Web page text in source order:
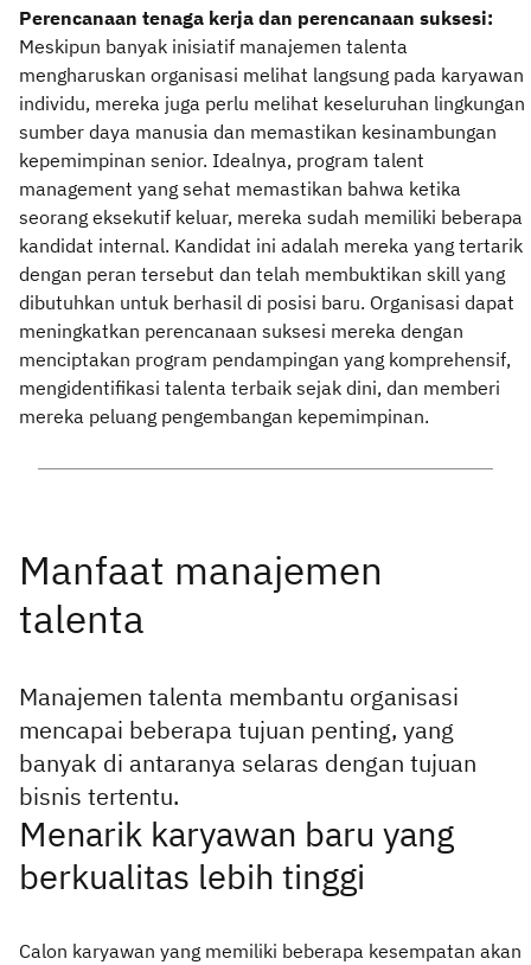
Perencanaan tenaga kerja dan perencanaan suksesi:
Meskipun banyak inisiatif manajemen talenta
mengharuskan organisasi melihat langsung pada karyawan
individu, mereka juga perlu melihat keseluruhan lingkungan
sumber daya manusia dan memastikan kesinambungan
kepemimpinan senior. Idealnya, program talent
management yang sehat memastikan bahwa ketika
seorang eksekutif keluar, mereka sudah memiliki beberapa
kandidat internal. Kandidat ini adalah mereka yang tertarik
dengan peran tersebut dan telah membuktikan skill yang
dibutuhkan untuk berhasil di posisi baru. Organisasi dapat
meningkatkan perencanaan suksesi mereka dengan
menciptakan program pendampingan yang komprehensif,
mengidentifikasi talenta terbaik sejak dini, dan memberi
mereka peluang pengembangan kepemimpinan.
Manajemen talenta membantu organisasi
mencapai beberapa tujuan penting, yang
banyak di antaranya selaras dengan tujuan
bisnis tertentu.
Menarik karyawan baru yang
berkualitas lebih tinggi
Calon karyawan yang memiliki beberapa kesempatan akan